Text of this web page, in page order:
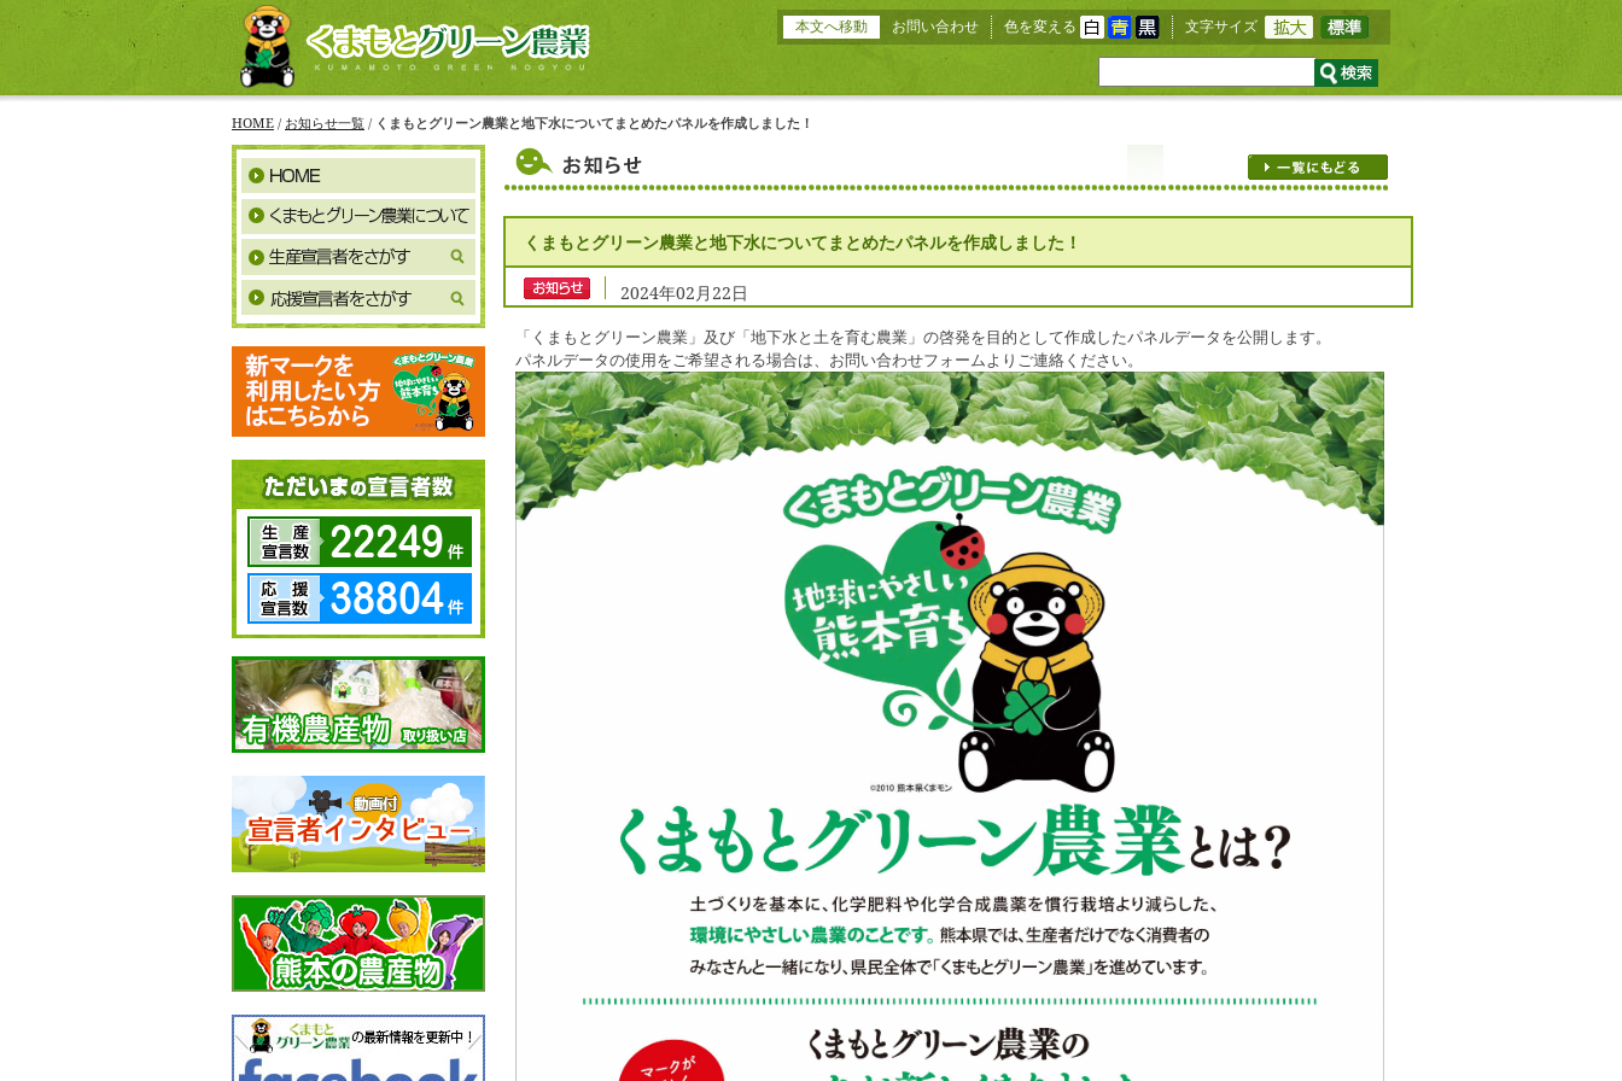
本文へ移動 お問い合わせ 色を変える 文字サイズ
HOME / お知らせ一覧 / くまもとグリーン農業と地下水についてまとめたパネルを作成しました！
くまもとグリーン農業と地下水についてまとめたパネルを作成しました！
2024年02月22日
「くまもとグリーン農業」及び「地下水と土を育む農業」の啓発を目的として作成したパネルデータを公開します。
パネルデータの使用をご希望される場合は、お問い合わせフォームよりご連絡ください。